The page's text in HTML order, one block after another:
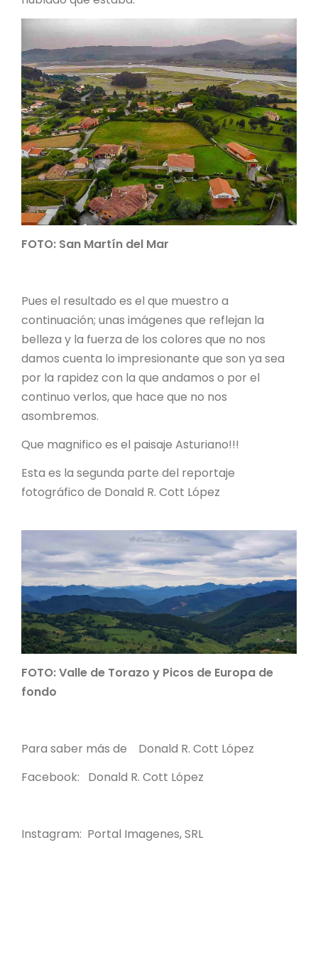
FOTO: San Martín del Mar
Pues el resultado es el que muestro a
continuación; unas imágenes que reflejan la
belleza y la fuerza de los colores que no nos
damos cuenta lo impresionante que son ya sea
por la rapidez con la que andamos o por el
continuo verlos, que hace que no nos
asombremos.
Que magnifico es el paisaje Asturiano!!!
Esta es la segunda parte del reportaje
fotográfico de Donald R. Cott López
FOTO: Valle de Torazo y Picos de Europa de
fondo
Para saber más de Donald R. Cott López
Facebook: Donald R. Cott López
Instagram: Portal Imagenes, SRL